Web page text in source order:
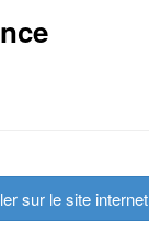
sur le site internet